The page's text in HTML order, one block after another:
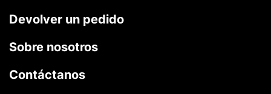
Devolver un pedido
Sobre nosotros
Contáctanos